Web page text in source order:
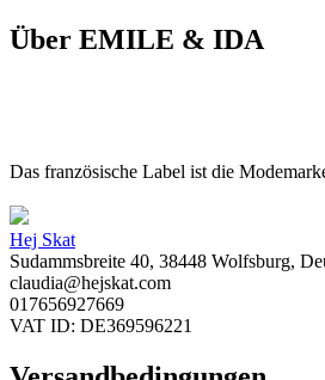
Über EMILE & IDA
Das französische Label ist die
Hej Skat
Sudammsbreite 40, 38448 Wolfsburg,
claudia@hejskat.com
017656927669
VAT ID: DE369596221